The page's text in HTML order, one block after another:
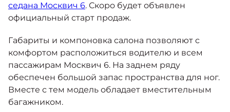
Москвич 6
Яркий динамичный седан
от 2 237 000 ₽*
Москвич 3 с ручным
управлением (РУ)
Кроссовер, создающий равные
Кредитные программы
Спецпредложения
Калькулятор трейд-ин
Моторное масло
СЕРВИСНЫЕ АКЦИИ
седана Москвич 6. Скоро будет объявлен
официальный старт продаж.
Габариты и компоновка салона позволяют с
комфортом расположиться водителю и всем
пассажирам Москвич 6. На заднем ряду
обеспечен большой запас пространства для ног.
Вместе с тем модель обладает вместительным
багажником.